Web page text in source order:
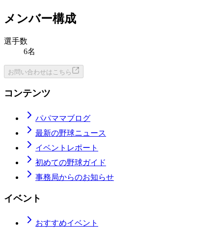
メンバー構成
選手数
6名
お問い合わせはこちら
コンテンツ
パパママブログ
最新の野球ニュース
イベントレポート
初めての野球ガイド
事務局からのお知らせ
イベント
おすすめイベント